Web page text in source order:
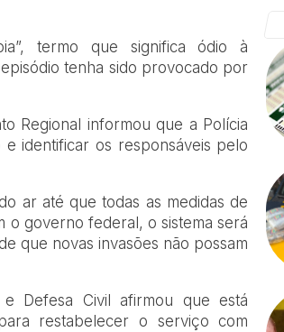
termo que significa ódio à
tenha sido provocado por
Regional informou que a Polícia
e identificar os responsáveis pelo
ar até que todas as medidas de
o governo federal, o sistema será
que novas invasões não possam
Defesa Civil afirmou que está
restabelecer o serviço com